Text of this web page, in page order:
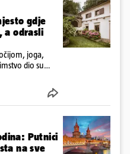
gdje
a odrasli
joga,
dio su
Putnici
na sve